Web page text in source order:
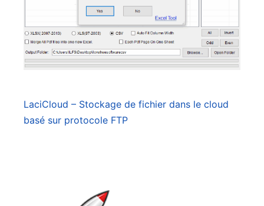
LaciCloud – Stockage de fichier dans le cloud
basé sur protocole FTP